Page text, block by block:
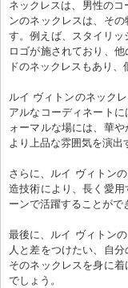
ネックレスは、男性の
ンのネックレスは、そ
す。例えば、スタイリ
ロゴが施されており、
ドのネックレスもあり、
ルイ ヴィトンのネック
アルなコーディネート
ォーマルな場には、華
より上品な雰囲気を演出
さらに、ルイ ヴィトン
造技術により、長く愛
ーンで活躍することがで
最後に、ルイ ヴィトン
人と差をつけたい、自
そのネックレスを身に
でしょう。